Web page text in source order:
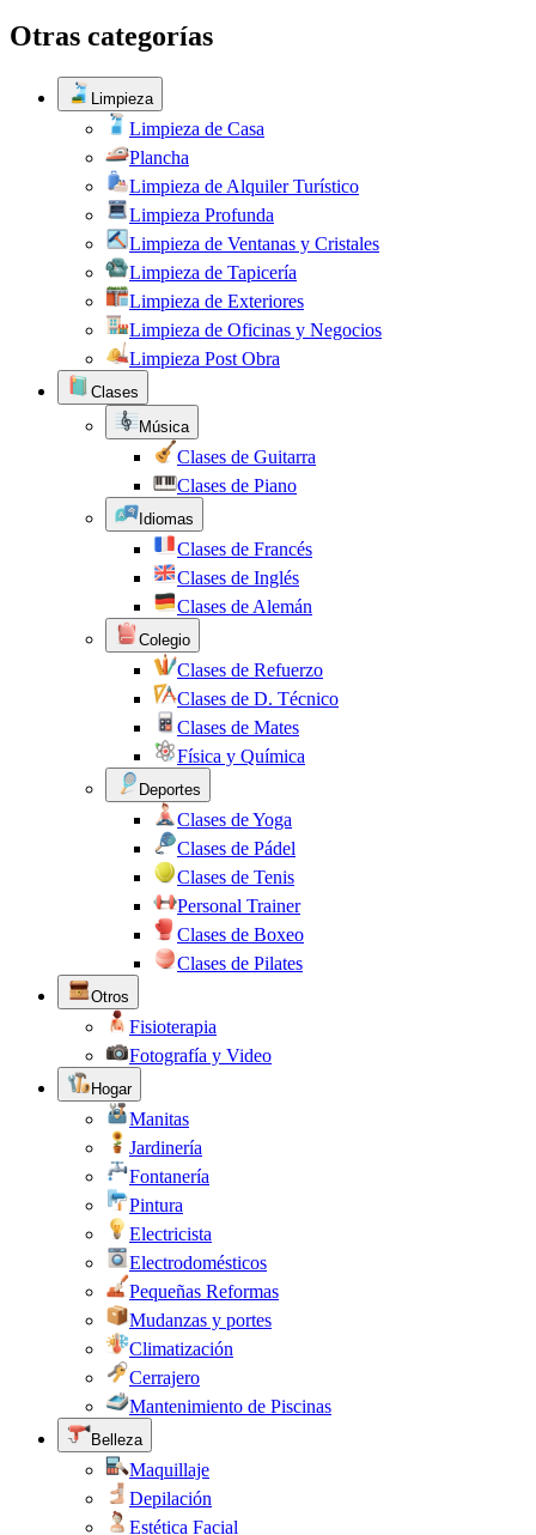
Otras categorías
Limpieza
Limpieza de Casa
Plancha
Limpieza de Alquiler Turístico
Limpieza Profunda
Limpieza de Ventanas y Cristales
Limpieza de Tapicería
Limpieza de Exteriores
Limpieza de Oficinas y Negocios
Limpieza Post Obra
Clases
Música
Clases de Guitarra
Clases de Piano
Idiomas
Clases de Francés
Clases de Inglés
Clases de Alemán
Colegio
Clases de Refuerzo
Clases de D. Técnico
Clases de Mates
Física y Química
Deportes
Clases de Yoga
Clases de Pádel
Clases de Tenis
Personal Trainer
Clases de Boxeo
Clases de Pilates
Otros
Fisioterapia
Fotografía y Video
Hogar
Manitas
Jardinería
Fontanería
Pintura
Electricista
Electrodomésticos
Pequeñas Reformas
Mudanzas y portes
Climatización
Cerrajero
Mantenimiento de Piscinas
Belleza
Maquillaje
Depilación
Estética Facial